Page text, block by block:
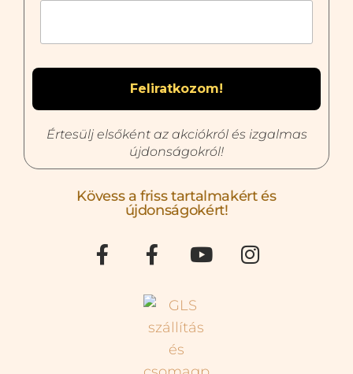
Értesülj elsőként az akciókról és izgalmas
újdonságokról!
Kövess a friss tartalmakért és
újdonságokért!